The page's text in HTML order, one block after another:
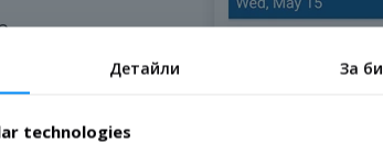
Детайли За
technologies